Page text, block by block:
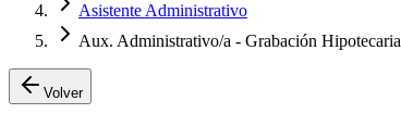
Asistente Administrativo
Aux. Administrativo/a - Grabación Hipotecaria
Volver